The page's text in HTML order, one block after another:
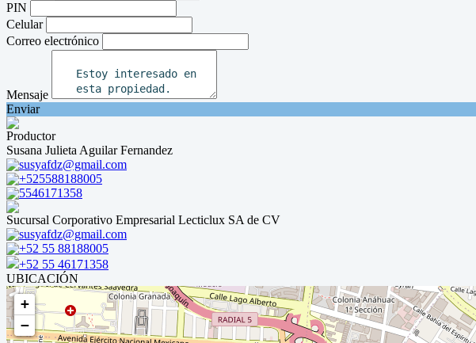
PIN
Celular
Correo electrónico
Mensaje
Enviar
Productor
Susana Julieta Aguilar Fernandez
susyafdz@gmail.com
+525588188005
5546171358
Sucursal Corporativo Empresarial Lecticlux SA de CV
susyafdz@gmail.com
+52 55 88188005
+52 55 46171358
UBICACIÓN
+
−